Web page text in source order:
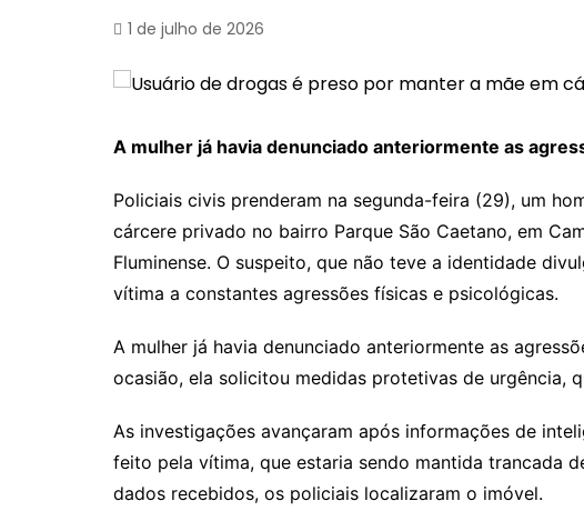
1 de julho de 2026
A mulher já havia denunciado anteriormente as
Policiais civis prenderam na segunda-feira (29), um
cárcere privado no bairro Parque São Caetano, em
Fluminense. O suspeito, que não teve a identidade
vítima a constantes agressões físicas e psicológicas.
A mulher já havia denunciado anteriormente as
ocasião, ela solicitou medidas protetivas de urgência,
As investigações avançaram após informações de
feito pela vítima, que estaria sendo mantida trancada
dados recebidos, os policiais localizaram o imóvel.